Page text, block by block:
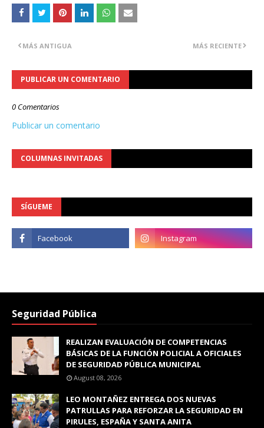
MÁS RECIENTE
MÁS ANTIGUA
PUBLICAR UN COMENTARIO
0 Comentarios
Publicar un comentario
COLUMNAS INVITADAS
SÍGUEME
Seguridad Pública
REALIZAN EVALUACIÓN DE COMPETENCIAS
BÁSICAS DE LA FUNCIÓN POLICIAL A OFICIALES
DE SEGURIDAD PÚBLICA MUNICIPAL
August 08, 2026
LEO MONTAÑEZ ENTREGA DOS NUEVAS
PATRULLAS PARA REFORZAR LA SEGURIDAD EN
PIRULES, ESPAÑA Y SANTA ANITA